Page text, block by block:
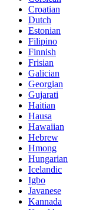
Croatian
Dutch
Estonian
Filipino
Finnish
Frisian
Galician
Georgian
Gujarati
Haitian
Hausa
Hawaiian
Hebrew
Hmong
Hungarian
Icelandic
Igbo
Javanese
Kannada